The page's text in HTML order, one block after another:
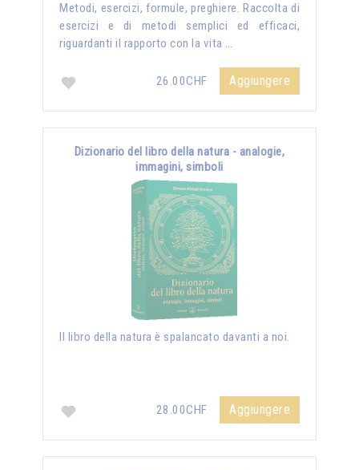
Metodi, esercizi, formule, preghiere. Raccolta di
esercizi e di metodi semplici ed efficaci,
riguardanti il rapporto con la vita …
26.00CHF Aggiungere
Dizionario del libro della natura - analogie,
immagini, simboli
Il libro della natura è spalancato davanti a noi.
28.00CHF Aggiungere